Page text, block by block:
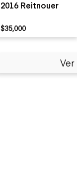
2016 Reitnouer
$35,000
Ver